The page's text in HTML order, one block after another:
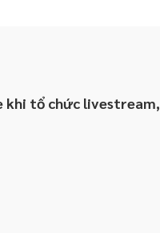
tổ chức livestream,